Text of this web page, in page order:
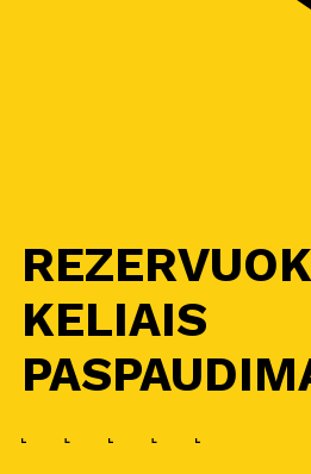
KELIAIS